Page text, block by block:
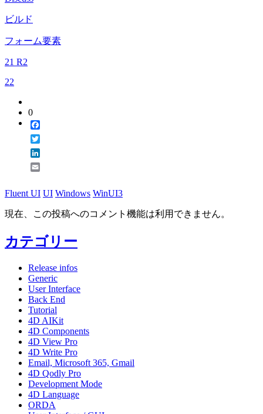
Email
ビルド
フォーム要素
21 R2
22
0
Fluent UI UI Windows WinUI3
現在、この投稿へのコメント機能は利用できません。
カテゴリー
Release infos
Generic
User Interface
Back End
Tutorial
4D AIKit
4D Components
4D View Pro
4D Write Pro
Email, Microsoft 365, Gmail
4D Qodly Pro
Development Mode
4D Language
ORDA